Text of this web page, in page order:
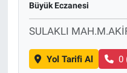
Büyük Eczanesi
SULAKLI
Yol Tarifi Al 0